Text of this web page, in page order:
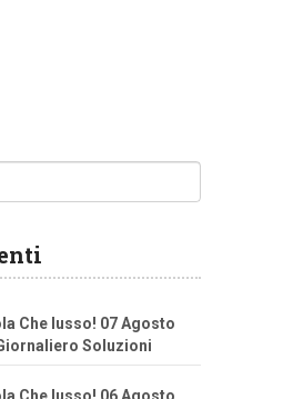
Che lusso! 07 Agosto
Soluzioni